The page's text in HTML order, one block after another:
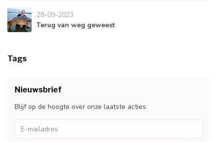
28-09-2023
Terug van weg geweest
Tags
Nieuwsbrief
Blijf op de hoogte over onze laatste acties